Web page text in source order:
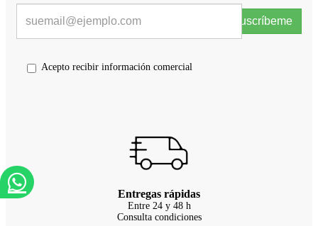
Suscríbeme
Acepto recibir información comercial
Entregas rápidas
Entre 24 y 48 h
Consulta condiciones